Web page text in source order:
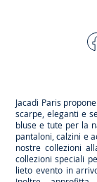
Jacadi Paris
scarpe, eleganti e
bluse e tute per la
pantaloni, calzini e
nostre collezioni
collezioni speciali
lieto evento in